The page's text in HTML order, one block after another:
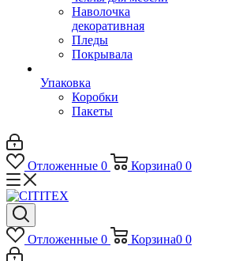
Наволочка
декоративная
Пледы
Покрывала
Упаковка
Коробки
Пакеты
Отложенные 0 Корзина0 0
Отложенные 0 Корзина0 0